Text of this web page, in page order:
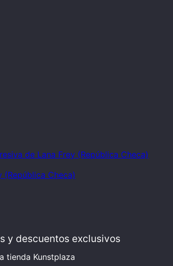
Checa)
y descuentos exclusivos
tienda Kunstplaza